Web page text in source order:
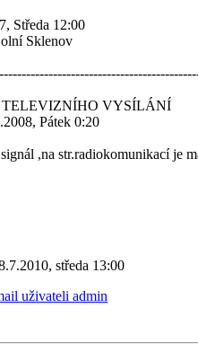
Středa 12:00
Sklenov
VYSÍLÁNÍ
Pátek 0:20
,na str.radiokomunikací je
středa 13:00
uživateli admin